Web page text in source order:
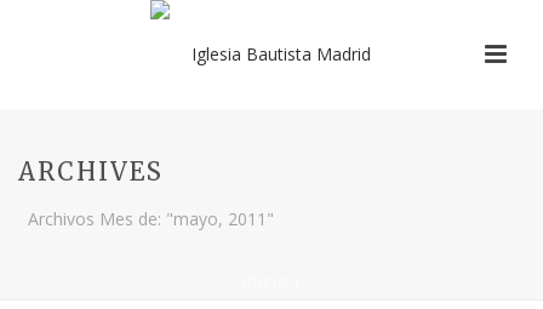
ARCHIVES
Archivos Mes de: "mayo, 2011"